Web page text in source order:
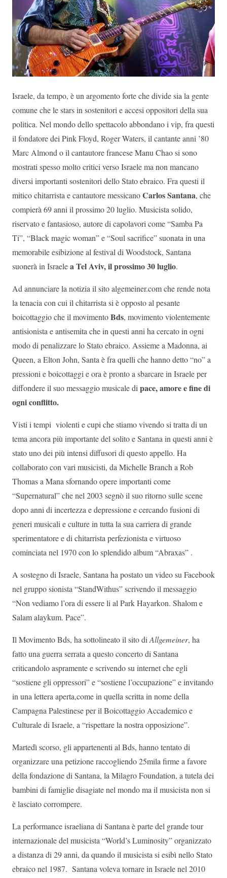
Israele, da tempo, è un argomento forte che divide sia la gente
comune che le stars in sostenitori e accesi oppositori della sua
politica. Nel mondo dello spettacolo abbondano i vip, fra questi
il fondatore dei Pink Floyd, Roger Waters, il cantante anni ’80
Marc Almond o il cantautore francese Manu Chao si sono
mostrati spesso molto critici verso Israele ma non mancano
diversi importanti sostenitori dello Stato ebraico. Fra questi il
mitico chitarrista e cantautore messicanoCarlos Santana, che
compierà 69 anni il prossimo 20 luglio. Musicista solido,
riservato e fantasioso, autore di capolavori come “Samba Pa
Ti”, “Black magic woman” e “Soul sacrifice” suonata in una
memorabile esibizione al festival di Woodstock, Santana
suonerà in Israelea Tel Aviv, il prossimo 30 luglio.
Ad annunciare la notizia il sito algemeiner.com che rende nota
la tenacia con cui il chitarrista si è opposto al pesante
boicottaggio che il movimentoBds, movimento violentemente
antisionista e antisemita che in questi anni ha cercato in ogni
modo di penalizzare lo Stato ebraico. Assieme a Madonna, ai
Queen, a Elton John, Santa è fra quelli che hanno detto “no” a
pressioni e boicottaggi e ora è pronto a sbarcare in Israele per
diffondere il suo messaggio musicale di pace, amore e fine di
ogni conflitto.
Visti i tempi violenti e cupi che stiamo vivendo si tratta di un
tema ancora più importante del solito e Santana in questi anni è
stato uno dei più intensi diffusori di questo appello. Ha
collaborato con vari musicisti, da Michelle Branch a Rob
Thomas a Mana sfornando opere importanti come
“Supernatural” che nel 2003 segnò il suo ritorno sulle scene
dopo anni di incertezza e depressione e cercando fusioni di
generi musicali e culture in tutta la sua carriera di grande
sperimentatore e di chitarrista perfezionista e virtuoso
cominciata nel 1970 con lo splendido album “Abraxas” .
A sostegno di Israele, Santana ha postato un video su Facebook
nel gruppo sionista “StandWithus” scrivendo il messaggio
“Non vediamo l’ora di essere li al Park Hayarkon. Shalom e
Salam alaykum. Pace”.
Il Movimento Bds, ha sottolineato il sito di Allgemeiner, ha
fatto una guerra serrata a questo concerto di Santana
criticandolo aspramente e scrivendo su internet che egli
“sostiene gli oppressori” e “sostiene l’occupazione” e invitando
in una lettera aperta,come in quella scritta in nome della
Campagna Palestinese per il Boicottaggio Accademico e
Culturale di Israele, a “rispettare la nostra opposizione”.
Martedì scorso, gli appartenenti al Bds, hanno tentato di
organizzare una petizione raccogliendo 25mila firme a favore
della fondazione di Santana, la Milagro Foundation, a tutela dei
bambini di famiglie disagiate nel mondo ma il musicista non si
è lasciato corrompere.
La performance israeliana di Santana è parte del grande tour
internazionale del musicista “World’s Luminosity” organizzato
a distanza di 29 anni, da quando il musicista si esibì nello Stato
ebraico nel 1987. Santana voleva tornare in Israele nel 2010